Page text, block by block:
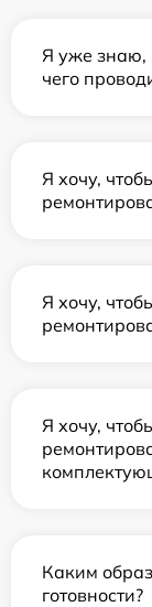
Я уже знаю,
чего
Я хочу,
Я хочу,
Я хочу,
Каким
готовности?